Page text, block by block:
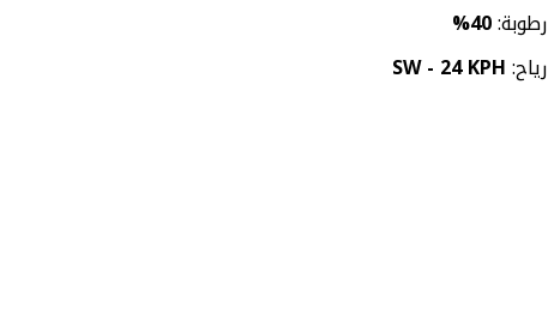
رطوبة:40%
رياح:SW - 24 KPH